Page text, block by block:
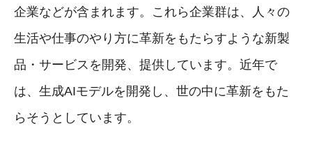
企業などが含まれます。これら企業群は、人々の
生活や仕事のやり方に革新をもたらすような新製
品・サービスを開発、提供しています。近年で
は、生成AIモデルを開発し、世の中に革新をもた
らそうとしています。